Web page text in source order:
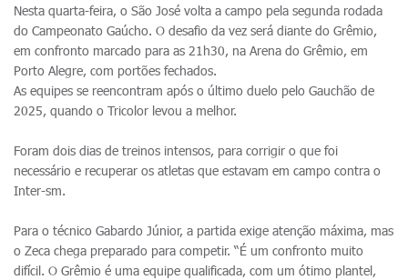
Nesta quarta-feira, o São José volta a campo pela segunda rodada
do Campeonato Gaúcho. O desafio da vez será diante do Grêmio,
em confronto marcado para as 21h30, na Arena do Grêmio, em
Porto Alegre, com portões fechados.
As equipes se reencontram após o último duelo pelo Gauchão de
2025, quando o Tricolor levou a melhor.
Foram dois dias de treinos intensos, para corrigir o que foi
necessário e recuperar os atletas que estavam em campo contra o
Inter-sm.
Para o técnico Gabardo Júnior, a partida exige atenção máxima, mas
o Zeca chega preparado para competir. “É um confronto muito
difícil. O Grêmio é uma equipe qualificada, com um ótimo plantel,